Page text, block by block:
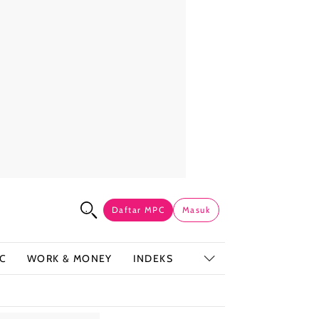
Daftar MPC Masuk
WORK & MONEY INDEKS